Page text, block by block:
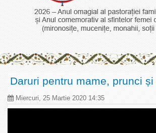
Daruri pentru mame, prunci
Miercuri, 25 Martie 2020 14:35